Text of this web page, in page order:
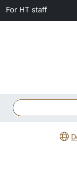
For HT staff